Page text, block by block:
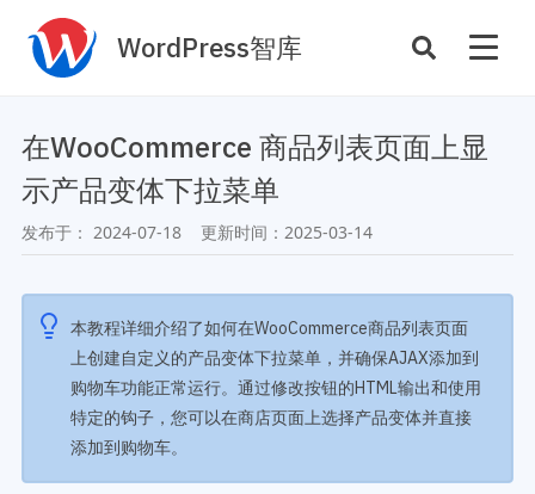
WordPress智库
主机托管 性能优化
SEO与全站运营
案例
主题案例
插件案例
商店
插件商店
资源
主题推荐
插件推荐
开发手册
在WooCommerce 商品列表页面上显
示产品变体下拉菜单
发布于： 2024-07-18 更新时间： 2025-03-14
本教程详细介绍了如何在WooCommerce商品列表页面
上创建自定义的产品变体下拉菜单，并确保AJAX添加到
购物车功能正常运行。通过修改按钮的HTML输出和使用
特定的钩子，您可以在商店页面上选择产品变体并直接
添加到购物车。